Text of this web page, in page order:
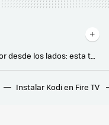
Llevan años maltratando las principales Smart TV del mercado para ver si se estropean. Los resultados sorprenden enormemente
Por fin el aspecto más oscuro de Android ve la luz. Ahora nuestros móviles durarán tanto que volverán a ir lentos
Instalar Kodi en Fire TV